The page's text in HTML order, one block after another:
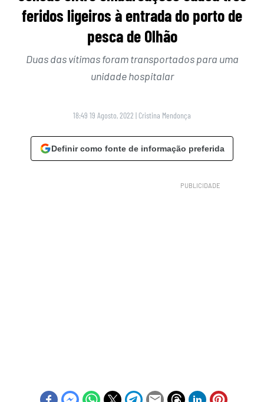
feridos ligeiros à entrada do porto de
pesca de Olhão
Duas das vítimas foram transportados para uma
unidade hospitalar
18:49 19 Agosto, 2022 | Cristina Mendonça
Definir como fonte de informação preferida